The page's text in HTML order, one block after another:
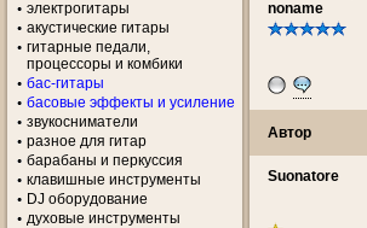
электрогитары
акустические гитары
гитарные педали,
процессоры и комбики
бас-гитары
басовые эффекты и усиление
звукосниматели
разное для гитар
барабаны и перкуссия
клавишные инструменты
DJ оборудование
духовые инструменты
noname
Автор
Suonatore